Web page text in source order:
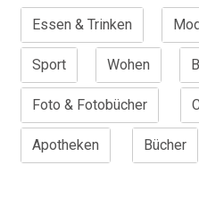
Essen & Trinken
Sport Wohen
Foto & Fotobücher
Apotheken Bücher